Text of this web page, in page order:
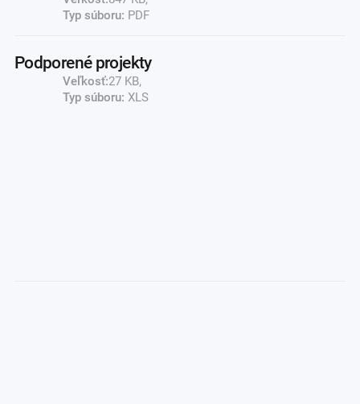
Typ súboru: PDF
Podporené projekty
Veľkosť:27 KB,
Typ súboru: XLS